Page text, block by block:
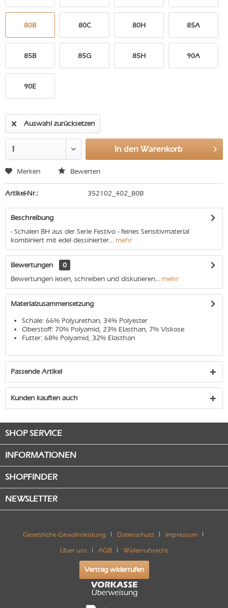
80B 80C 80H 85A
85B 85G 85H 90A
90E
Auswahl zurücksetzen
In den Warenkorb
Merken Bewerten
Artikel-Nr.: 352102_402_80B
Beschreibung
- Schalen BH aus der Serie Festivo - feines Sensitivmaterial
kombiniert mit edel dessinierter... mehr
Bewertungen
0
Bewertungen lesen, schreiben und diskutieren... mehr
Materialzusammensetzung
Schale: 66% Polyurethan, 34% Polyester
Oberstoff: 70% Polyamid, 23% Elasthan, 7% Viskose
Futter: 68% Polyamid, 32% Elasthan
Passende Artikel
Kunden kauften auch
SHOP SERVICE
INFORMATIONEN
SHOPFINDER
NEWSLETTER
Gesetzliche Gewährleistung Datenschutz Impressum
Über uns AGB Widerrufsrecht
Vertrag widerrufen